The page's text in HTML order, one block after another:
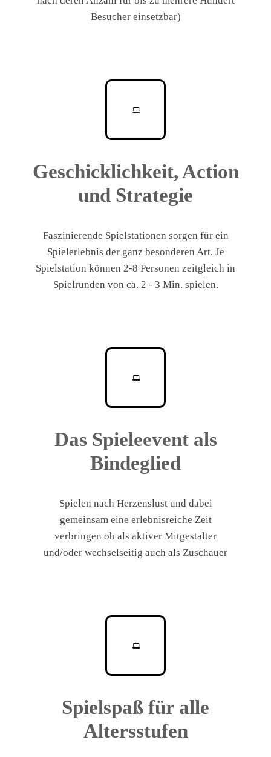
Besucher einsetzbar)
Geschicklichkeit, Action
und Strategie
Faszinierende Spielstationen sorgen für ein
Spielerlebnis der ganz besonderen Art. Je
Spielstation können 2-8 Personen zeitgleich in
Spielrunden von ca. 2 - 3 Min. spielen.
Das Spieleevent als
Bindeglied
Spielen nach Herzenslust und dabei
gemeinsam eine erlebnisreiche Zeit
verbringen ob als aktiver Mitgestalter
und/oder wechselseitig auch als Zuschauer
Spielspaß für alle
Altersstufen